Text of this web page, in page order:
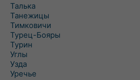
Талька
Танежицы
Тимковичи
Турец-Бояры
Турин
Углы
Узда
Уречье